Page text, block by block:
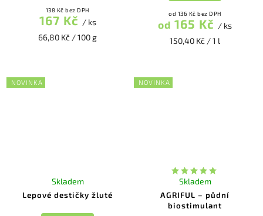
138 Kč bez DPH
167 Kč / ks
66,80 Kč / 100 g
od 136 Kč bez DPH
od 165 Kč / ks
150,40 Kč / 1 l
NOVINKA
Lepové destičky žluté
Skladem
NOVINKA
AGRIFUL – půdní
biostimulant
Skladem